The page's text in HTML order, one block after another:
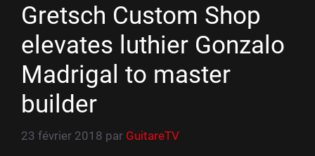
Gretsch Custom Shop
elevates luthier Gonzalo
Madrigal to master
builder
23 février 2018 par GuitareTV